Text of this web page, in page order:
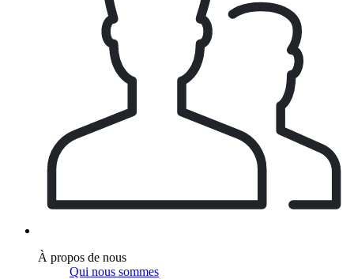
À propos de nous
Qui nous sommes